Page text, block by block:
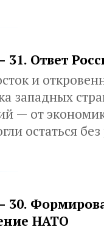
31. Ответ
и
западных
— от
остаться
30.
НАТО